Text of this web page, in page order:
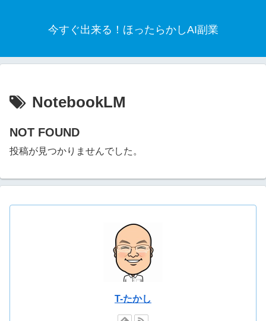
今すぐ出来る！ほったらかしAI副業
NotebookLM
NOT FOUND
投稿が見つかりませんでした。
T-たかし